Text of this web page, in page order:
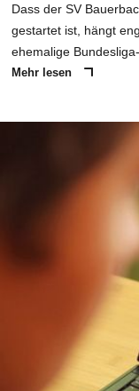
Dass der SV
gestartet ist, hängt
ehemalige
Mehr lesen